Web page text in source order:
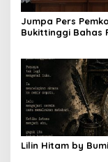
Jumpa Pers Pemko
Bukittinggi Bahas
Lilin Hitam by